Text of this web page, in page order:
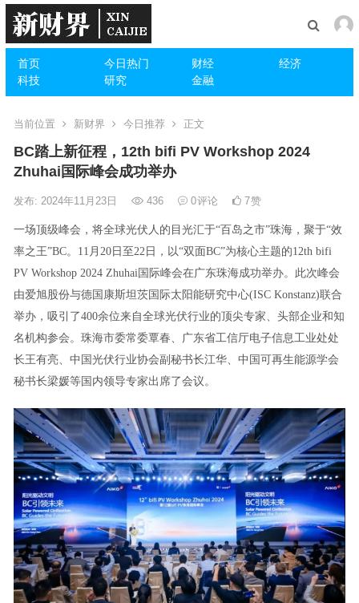
首页 今日热门 财经
经济
科技
研究 金融
当前位置 新财界 今日推荐 正文
BC踏上新征程，12th bifi PV Workshop 2024
Zhuhai国际峰会成功举办
发布: 2024年11月23日 436 0评论 7赞
一场顶级峰会，将全球光伏人的目光汇于“百岛之市”珠海，聚于“效
率之王”BC。11月20日至22日，以“双面BC”为核心主题的12th bifi
PV Workshop 2024 Zhuhai国际峰会在广东珠海成功举办。此次峰会
由爱旭股份与德国康斯坦茨国际太阳能研究中心(ISC Konstanz)联合
举办，吸引了400余位来自全球光伏行业的顶尖专家、头部企业和知
名机构参会。珠海市委常委覃春、广东省工信厅电子信息工业处处
长王有亮、中国光伏行业协会副秘书长江华、中国可再生能源学会
秘书长梁媛等国内领导专家出席了会议。